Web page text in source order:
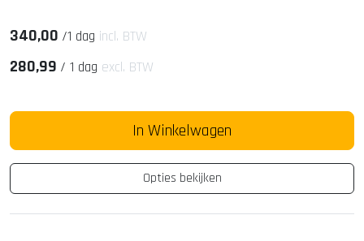
340,00 /1 dag incl. BTW
280,99 / 1 dag excl. BTW
In Winkelwagen
Opties bekijken